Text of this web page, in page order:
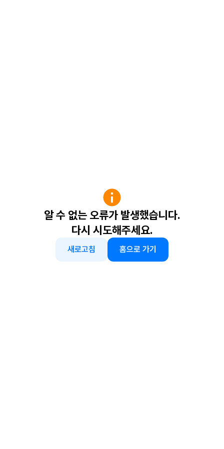
알 수 없는 오류가 발생했습니다.
다시 시도해주세요.
새로고침 홈으로 가기